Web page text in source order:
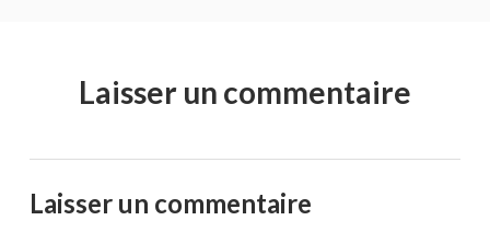
Laisser un commentaire
Laisser un commentaire